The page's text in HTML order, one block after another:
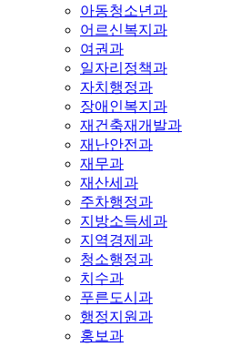
아동청소년과
어르신복지과
여권과
일자리정책과
자치행정과
장애인복지과
재건축재개발과
재난안전과
재무과
재산세과
주차행정과
지방소득세과
지역경제과
청소행정과
치수과
푸른도시과
행정지원과
홍보과